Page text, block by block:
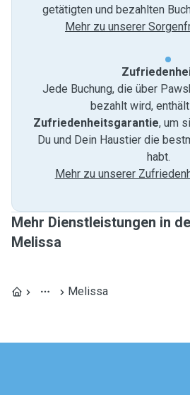
getätigten und bezahlten
Mehr zu unserer
Jede Buchung, die über
bezahlt wird,
Zufriedenheitsgarantie, um
Du und Dein Haustier die
habt.
Mehr zu unserer
Mehr Dienstleistungen in
Melissa
Melissa